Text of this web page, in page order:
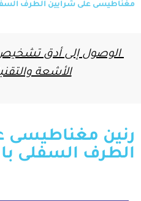
مغناطيسى على شرايين الطرف
الوصول إلى أدق
الأشعة
رنين مغناطيسى
الطرف السفلى